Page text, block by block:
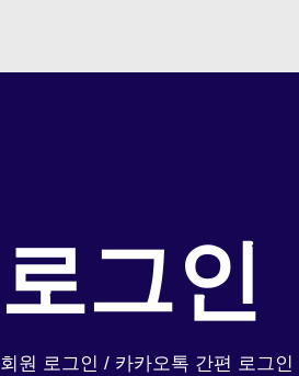
로그인
회원 로그인 / 카카오톡 간편 로그인